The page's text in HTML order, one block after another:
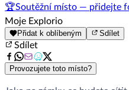
🏆Soutěžní místo — přidejte
Moje Explorio
Přidat k oblíbeným Sdílet
Sdílet
Provozujete toto místo?